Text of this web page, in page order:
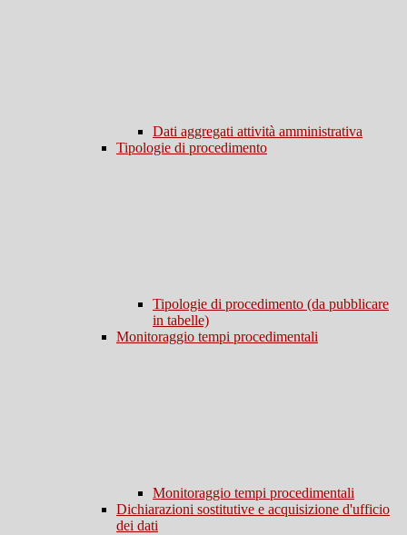
Dati aggregati attività amministrativa
Tipologie di procedimento
Tipologie di procedimento (da pubblicare
in tabelle)
Monitoraggio tempi procedimentali
Monitoraggio tempi procedimentali
Dichiarazioni sostitutive e acquisizione d'ufficio
dei dati